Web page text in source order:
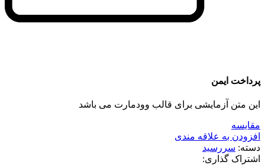
پرداخت ایمن
این متن آزمایشی برای قالب وودمارت می باشد
مقايسه
افزودن به علاقه مندی
دسته: سررسید
اشتراک گذاری: